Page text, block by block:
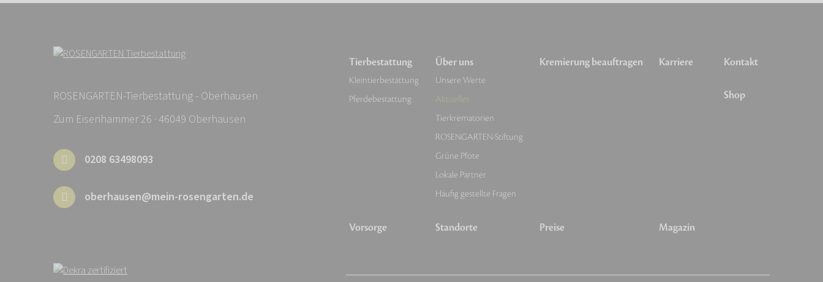
ROSENGARTEN-Tierbestattung - Oberhausen
Zum Eisenhammer 26 · 46049 Oberhausen
0208 63498093
oberhausen@mein-rosengarten.de
Tierbestattung
Kleintierbestattung
Pferdebestattung
Vorsorge
Über uns
Unsere Werte
Aktuelles
Tierkrematorien
ROSENGARTEN-Stiftung
Grüne Pfote
Lokale Partner
Häufig gestellte Fragen
Standorte
Kremierung beauftragen
Preise
Karriere
Magazin
Kontakt
Shop